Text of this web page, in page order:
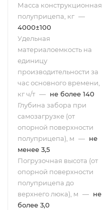
Масса конструкционная
полуприцепа, кг —
4000±100
Удельная
материалоемкость на
единицу
производительности за
час основного времени,
кг ч/т — не более 140
Глубина забора при
самозагрузке (от
опорной поверхности
полуприцепа), м — не
менее 3,5
Погрузочная высота (от
опорной поверхности
полуприцепа до
верхнего люка), м — не
более 3,0